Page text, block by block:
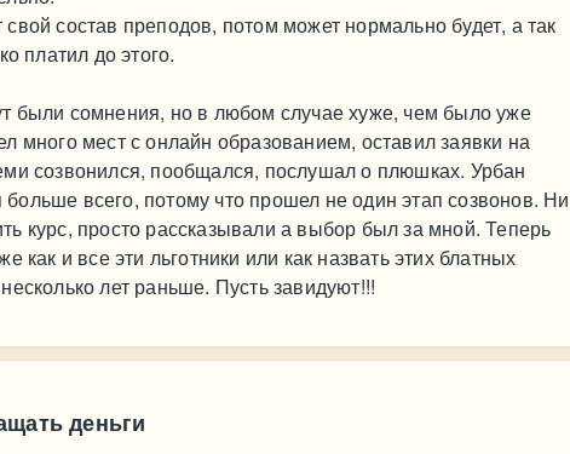
состав преподов, потом может нормально будет, а так
платил до этого.
были сомнения, но в любом случае хуже, чем было уже
много мест с онлайн образованием, оставил заявки на
созвонился, пообщался, послушал о плюшках. Урбан
всего, потому что прошел не один этап созвонов. Ни
курс, просто рассказывали а выбор был за мной. Теперь
как и все эти льготники или как назвать этих блатных
лет раньше. Пусть завидуют!!!
деньги